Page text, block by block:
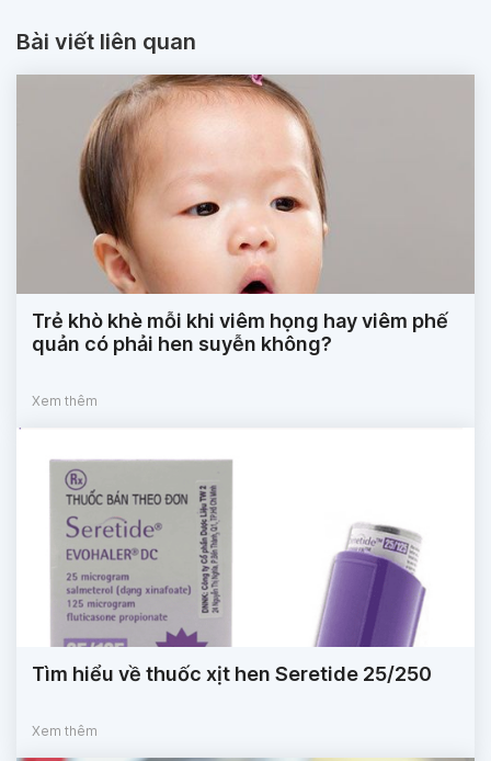
Bài viết liên quan
Trẻ khò khè mỗi khi viêm họng hay viêm phế
quản có phải hen suyễn không?
Xem thêm
Tìm hiểu về thuốc xịt hen Seretide 25/250
Xem thêm